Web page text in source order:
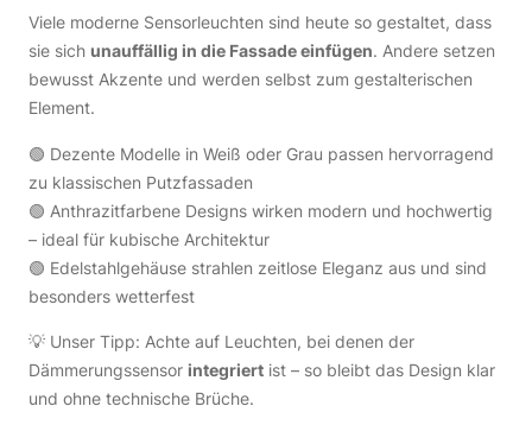
Viele moderne Sensorleuchten sind heute so gestaltet, dass
sie sich unauffällig in die Fassade einfügen. Andere setzen
bewusst Akzente und werden selbst zum gestalterischen
Element.
🟢 Dezente Modelle in Weiß oder Grau passen hervorragend
zu klassischen Putzfassaden
🟢 Anthrazitfarbene Designs wirken modern und hochwertig
– ideal für kubische Architektur
🟢 Edelstahlgehäuse strahlen zeitlose Eleganz aus und sind
besonders wetterfest
💡 Unser Tipp: Achte auf Leuchten, bei denen der
Dämmerungssensor integriert ist – so bleibt das Design klar
und ohne technische Brüche.